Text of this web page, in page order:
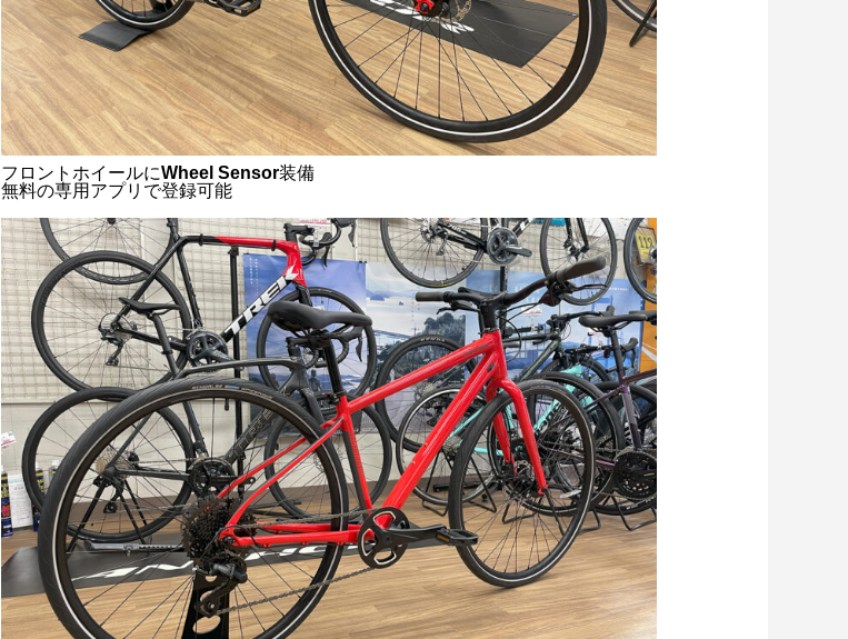
フロントホイールにWheel Sensor装備
無料の専用アプリで登録可能